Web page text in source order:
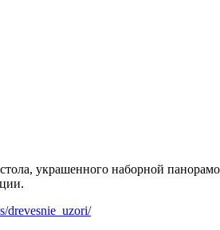
украшенного наборной
drevesnie_uzori/